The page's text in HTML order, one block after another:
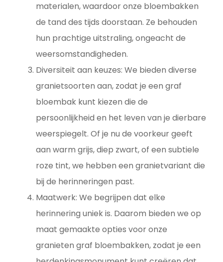
materialen, waardoor onze bloembakken
de tand des tijds doorstaan. Ze behouden
hun prachtige uitstraling, ongeacht de
weersomstandigheden.
Diversiteit aan keuzes: We bieden diverse
granietsoorten aan, zodat je een graf
bloembak kunt kiezen die de
persoonlijkheid en het leven van je dierbare
weerspiegelt. Of je nu de voorkeur geeft
aan warm grijs, diep zwart, of een subtiele
roze tint, we hebben een granietvariant die
bij de herinneringen past.
Maatwerk: We begrijpen dat elke
herinnering uniek is. Daarom bieden we op
maat gemaakte opties voor onze
granieten graf bloembakken, zodat je een